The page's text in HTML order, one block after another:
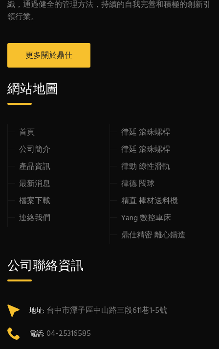
織，通過健全的管理方法，持續的自我完善和積極的創新引
領行業。
更多關於鼎仕
網站地圖
首頁
公司簡介
產品資訊
最新消息
檔案下載
連絡我們
律廷 滾珠螺桿
律廷 滾珠螺桿
律勁 線性滑軌
律德 閥球
精直 棒材送料機
Yang 數控車床
鼎仕精密 離心鑄造
公司聯絡資訊
地址: 台中市潭子區中山路三段611巷1-5號
電話: 04-25316585